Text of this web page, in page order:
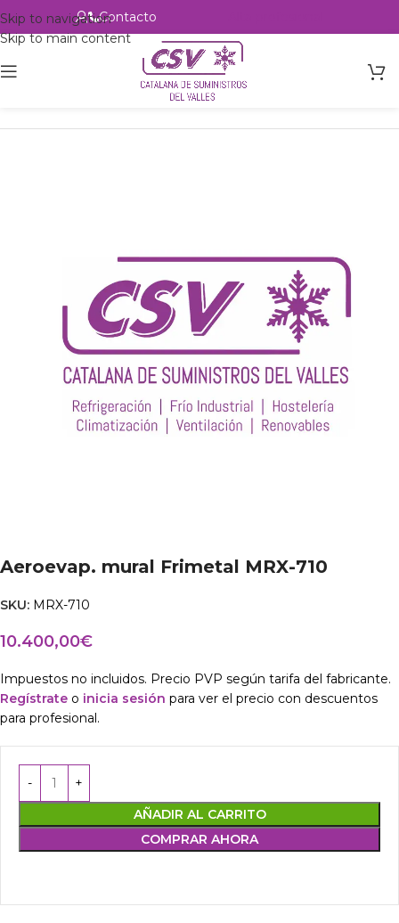
Skip to navigation
Skip to main content
Contacto
Intercambio
Aeroevap. mural Frimetal MRX-710
SKU: MRX-710
10.400,00€
Impuestos no incluidos. Precio PVP según tarifa del fabricante.
Regístrate o inicia sesión para ver el precio con descuentos
para profesional.
AÑADIR AL CARRITO
COMPRAR AHORA